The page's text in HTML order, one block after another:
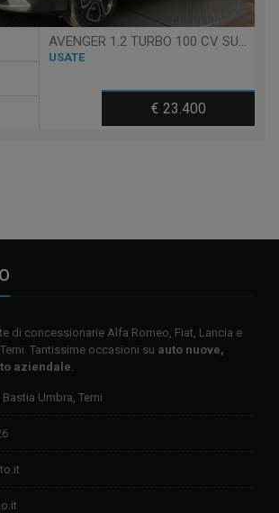
AVENGER 1.2 TURBO 100 CV SUMMIT
USATE
€ 23.400
di concessionarie Alfa Romeo, Fiat, Lancia e
Tantissime occasioni su auto nuove,
aziendale
Umbra, Terni